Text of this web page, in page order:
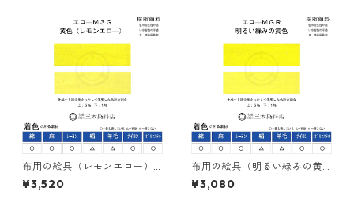
布用の絵具（レモンエロー）
｜500g｜ネオカラーエローＭ
３Ｇ｜樹脂顔料(ピグメントレ
¥3,520
布用の絵具（明るい緑みの黄
色）｜500g｜ネオカラーエロ
ーＭＧＲ｜樹脂顔料(ピグメン
¥3,080